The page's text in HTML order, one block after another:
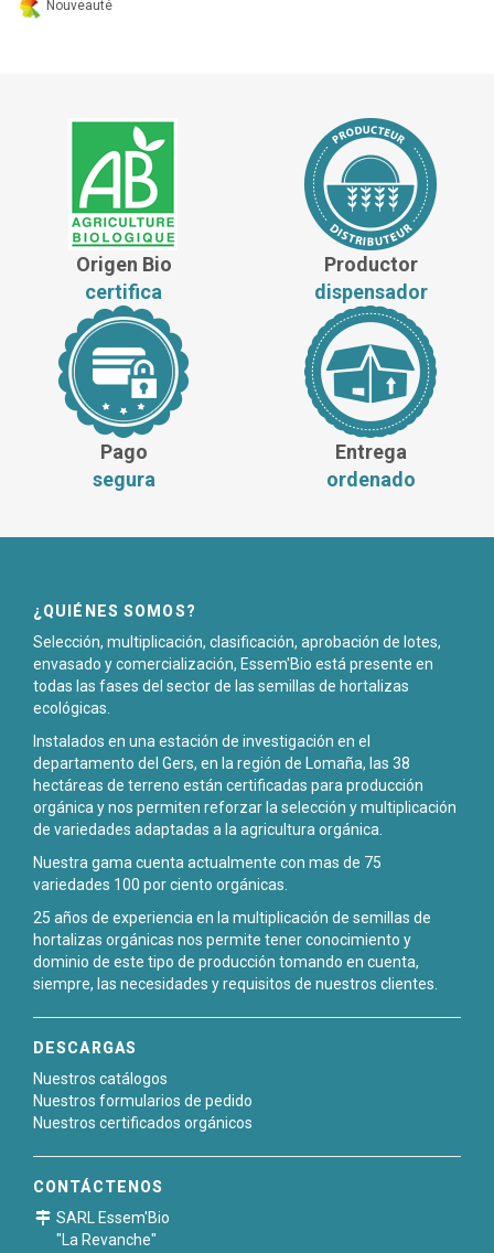
Nouveauté
Origen Bio
certifica
Productor
dispensador
Pago
segura
Entrega
ordenado
¿QUIÉNES SOMOS?
Selección, multiplicación, clasificación, aprobación de lotes,
envasado y comercialización, Essem'Bio está presente en
todas las fases del sector de las semillas de hortalizas
ecológicas.
Instalados en una estación de investigación en el
departamento del Gers, en la región de Lomaña, las 38
hectáreas de terreno están certificadas para producción
orgánica y nos permiten reforzar la selección y multiplicación
de variedades adaptadas a la agricultura orgánica.
Nuestra gama cuenta actualmente con mas de 75
variedades 100 por ciento orgánicas.
25 años de experiencia en la multiplicación de semillas de
hortalizas orgánicas nos permite tener conocimiento y
dominio de este tipo de producción tomando en cuenta,
siempre, las necesidades y requisitos de nuestros clientes.
DESCARGAS
Nuestros catálogos
Nuestros formularios de pedido
Nuestros certificados orgánicos
CONTÁCTENOS
SARL Essem'Bio
"La Revanche"